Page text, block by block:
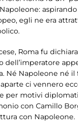
egli ne era
Roma fu
dell’imperatore
Né Napoleone né
ci vennero
per motivi
con Camillo
con Napoleone.